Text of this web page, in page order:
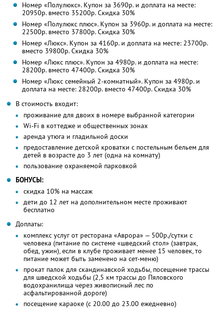
Номер «Полулюкс». Купон за 3690р. и доплата на месте:
20950р. вместо 35200р. Скидка 30%
Номер «Полулюкс плюс». Купон за 3960р. и доплата на месте:
22500р. вместо 37800р. Скидка 30%
Номер «Люкс». Купон за 4160р. и доплата на месте: 23700р.
вместо 39800р. Скидка 30%
Номер «Люкс плюс». Купон за 4980р. и доплата на месте:
28200р. вместо 47400р. Скидка 30%
Номер «Люкс семейный 2-комнатный». Купон за 4980р. и
доплата на месте: 28200р. вместо 47400р. Скидка 30%
В стоимость входит:
проживание для двоих в номере выбранной категории
Wi-Fi в коттедже и общественных зонах
аренда утюга и гладильной доски
предоставление детской кроватки с постельным бельем для
детей в возрасте до 3 лет (одна на комнату)
пользование охраняемой парковкой
БОНУСЫ:
скидка 10% на массаж
дети до 12 лет на дополнительном месте проживают
бесплатно
Доплаты:
комплекс услуг от ресторана «Аврора» — 500р./сутки с
человека (питание по системе «шведский стол» (завтрак,
обед, ужин), если в клубе проживает менее 15 человек, то
питание может быть заменено на сет-меню)
прокат палок для скандинавской ходьбы, посещение трассы
для шведской ходьбы (2,5 км трассы до Пяловского
водохранилища через живописный лес по
асфальтированной дороге)
посещение караоке (с 20.00 до 23.00 ежедневно)